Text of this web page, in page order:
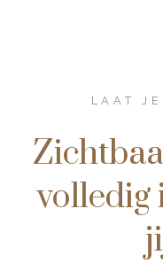
LAAT
volledig